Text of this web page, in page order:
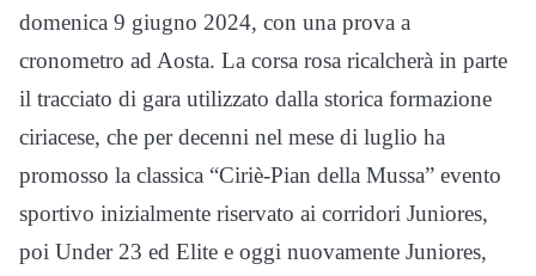
domenica 9 giugno 2024, con una prova a
cronometro ad Aosta. La corsa rosa ricalcherà in parte
il tracciato di gara utilizzato dalla storica formazione
ciriacese, che per decenni nel mese di luglio ha
promosso la classica “Ciriè-Pian della Mussa” evento
sportivo inizialmente riservato ai corridori Juniores,
poi Under 23 ed Elite e oggi nuovamente Juniores,